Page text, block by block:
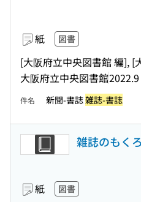
紙 図書
[大阪府立中央図書館 編], [
大阪府立中央図書館2022.9
件名 新聞-書誌雑誌-書誌
雑誌のもく
紙 図書